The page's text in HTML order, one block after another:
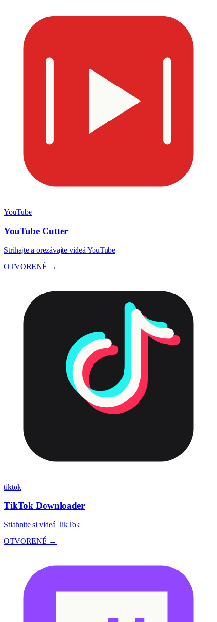
YouTube
YouTube Cutter
Strihajte a orezávajte videá YouTube
OTVORENÉ →
tiktok
TikTok Downloader
Stiahnite si videá TikTok
OTVORENÉ →